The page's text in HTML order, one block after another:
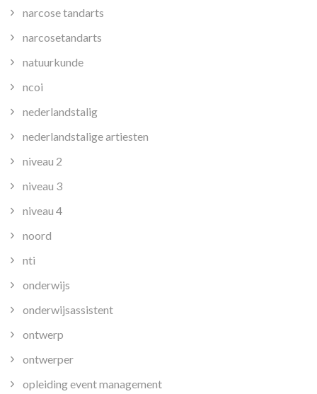
narcose tandarts
narcosetandarts
natuurkunde
ncoi
nederlandstalig
nederlandstalige artiesten
niveau 2
niveau 3
niveau 4
noord
nti
onderwijs
onderwijsassistent
ontwerp
ontwerper
opleiding event management